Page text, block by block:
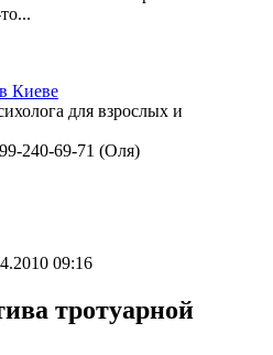
Киеве
для взрослых и
240-69-71 (Оля)
09:16
тротуарной